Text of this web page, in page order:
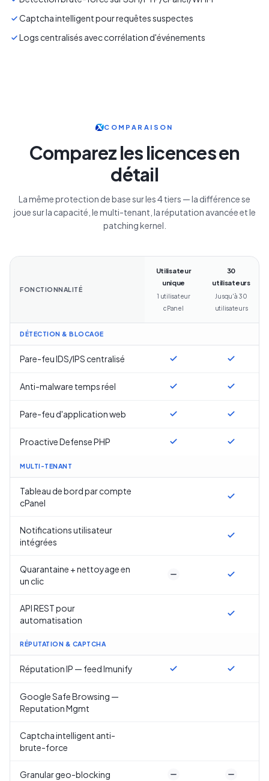
Captcha intelligent pour requêtes suspectes
Logs centralisés avec corrélation d'événements
COMPARAISON
Comparez les licences en
détail
La même protection de base sur les 4 tiers — la différence se
joue sur la capacité, le multi-tenant, la réputation avancée et le
patching kernel.
FONCTIONNALITÉ
Utilisateur
unique
1 utilisateur
cPanel
30
utilisateurs
Jusqu'à 30
utilisateurs
DÉTECTION & BLOCAGE
Pare-feu IDS/IPS centralisé
Anti-malware temps réel
Pare-feu d'application web
Proactive Defense PHP
MULTI-TENANT
Tableau de bord par compte
cPanel
Notifications utilisateur
intégrées
Quarantaine + nettoyage en
un clic
API REST pour
automatisation
RÉPUTATION & CAPTCHA
Réputation IP — feed Imunify
Google Safe Browsing —
Reputation Mgmt
Captcha intelligent anti-
brute-force
Granular geo-blocking